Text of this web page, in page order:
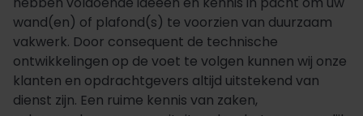
wand(en) of plafond(s) te voorzien van duurzaam
vakwerk. Door consequent de technische
ontwikkelingen op de voet te volgen kunnen wij onze
klanten en opdrachtgevers altijd uitstekend van
dienst zijn. Een ruime kennis van zaken,